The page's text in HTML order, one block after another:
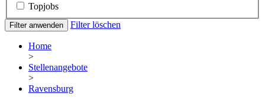
Topjobs
Filter anwenden Filter löschen
Home
>
Stellenangebote
>
Ravensburg